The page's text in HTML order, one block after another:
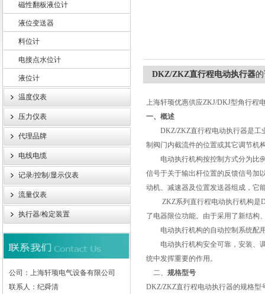
上海轩顼电气设备有限公司
磁性翻板液位计
液位变送器
料位计
电接点水位计
液位计
温度仪表
压力仪表
代理品牌
电线电缆
记录/控制/显示仪表
流量仪表
执行器/检定装置
公司：上海轩顼电气设备有限公司
联系人：纪舜清
DKZ/ZKZ直行程电动执行器
上海轩顼优惠供应ZKJ/DKJ型角行程
一、概述
DKZ/ZKZ直行程电动执行器是工业
制阀门内截流件的位置或其它调节机
电动执行机构按控制方式分为比例
信号于关于输出杆位置的反馈信号加
动机、减速器及位置发送器组成，它
ZKZ系列直行程电动执行机构是
了电器限位功能。由于采用了新结构
电动执行机构的自动控制系统配用
电动执行机构安全可靠，安装、调
统中发挥重要的作用。
二、 规格型号
DKZ/ZKZ直行程电动执行器的规格型